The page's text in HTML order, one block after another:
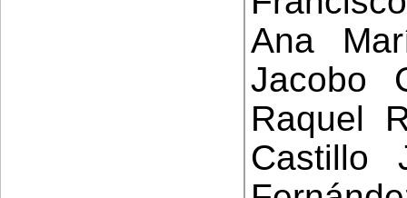
Ana
Jacobo
Raquel
Castillo